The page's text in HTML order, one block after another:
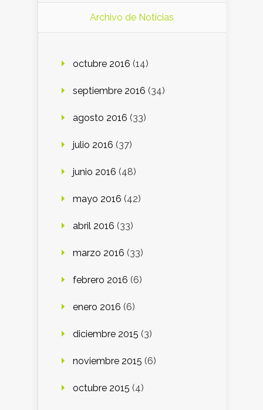
Archivo de Noticias
octubre 2016 (14)
septiembre 2016 (34)
agosto 2016 (33)
julio 2016 (37)
junio 2016 (48)
mayo 2016 (42)
abril 2016 (33)
marzo 2016 (33)
febrero 2016 (6)
enero 2016 (6)
diciembre 2015 (3)
noviembre 2015 (6)
octubre 2015 (4)